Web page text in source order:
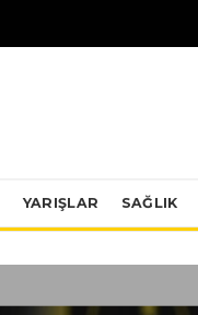
YARIŞLAR SAĞLIK